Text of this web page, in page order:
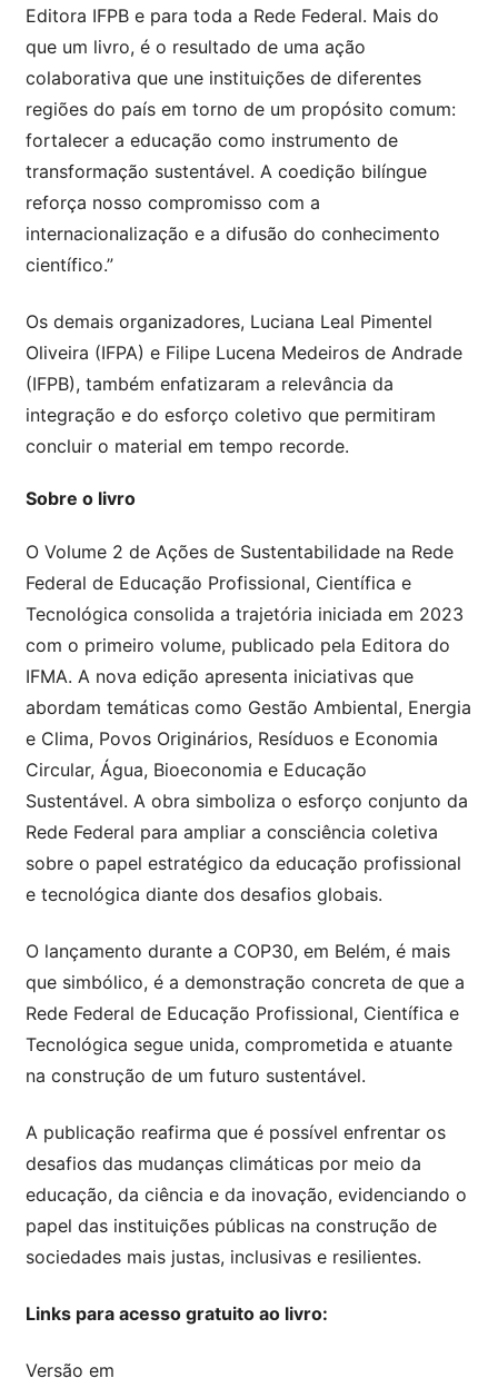
Editora IFPB e para toda a Rede Federal. Mais do
que um livro, é o resultado de uma ação
colaborativa que une instituições de diferentes
regiões do país em torno de um propósito comum:
fortalecer a educação como instrumento de
transformação sustentável. A coedição bilíngue
reforça nosso compromisso com a
internacionalização e a difusão do conhecimento
científico.”
Os demais organizadores, Luciana Leal Pimentel
Oliveira (IFPA) e Filipe Lucena Medeiros de Andrade
(IFPB), também enfatizaram a relevância da
integração e do esforço coletivo que permitiram
concluir o material em tempo recorde.
Sobre o livro
O Volume 2 de Ações de Sustentabilidade na Rede
Federal de Educação Profissional, Científica e
Tecnológica consolida a trajetória iniciada em 2023
com o primeiro volume, publicado pela Editora do
IFMA. A nova edição apresenta iniciativas que
abordam temáticas como Gestão Ambiental, Energia
e Clima, Povos Originários, Resíduos e Economia
Circular, Água, Bioeconomia e Educação
Sustentável. A obra simboliza o esforço conjunto da
Rede Federal para ampliar a consciência coletiva
sobre o papel estratégico da educação profissional
e tecnológica diante dos desafios globais.
O lançamento durante a COP30, em Belém, é mais
que simbólico, é a demonstração concreta de que a
Rede Federal de Educação Profissional, Científica e
Tecnológica segue unida, comprometida e atuante
na construção de um futuro sustentável.
A publicação reafirma que é possível enfrentar os
desafios das mudanças climáticas por meio da
educação, da ciência e da inovação, evidenciando o
papel das instituições públicas na construção de
sociedades mais justas, inclusivas e resilientes.
Links para acesso gratuito ao livro:
Versão em